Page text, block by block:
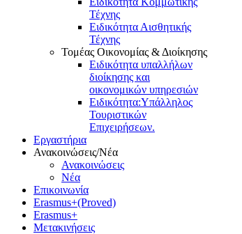
Τέχνης
Ειδικότητα Αισθητικής
Τέχνης
Τομέας Οικονομίας & Διοίκησης
Ειδικότητα υπαλλήλων
διοίκησης και
οικονομικών υπηρεσιών
Ειδικότητα:Υπάλληλος
Τουριστικών
Επιχειρήσεων.
Εργαστήρια
Ανακοινώσεις/Νέα
Ανακοινώσεις
Νέα
Επικοινωνία
Erasmus+(Proved)
Erasmus+
Μετακινήσεις